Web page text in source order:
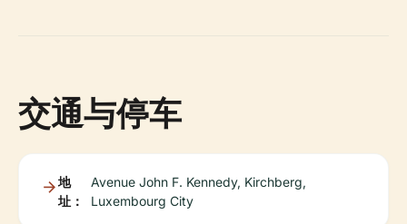
交通与停车
地
址：
Avenue John F. Kennedy, Kirchberg,
Luxembourg City